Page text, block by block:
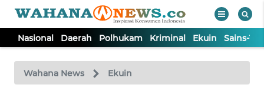
Nasional Daerah Polhukam Kriminal Ekuin Sains-
Wahana News Ekuin
TV
Tutup